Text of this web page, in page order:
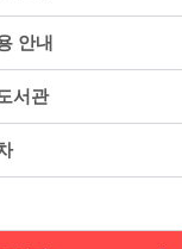
안내
서관